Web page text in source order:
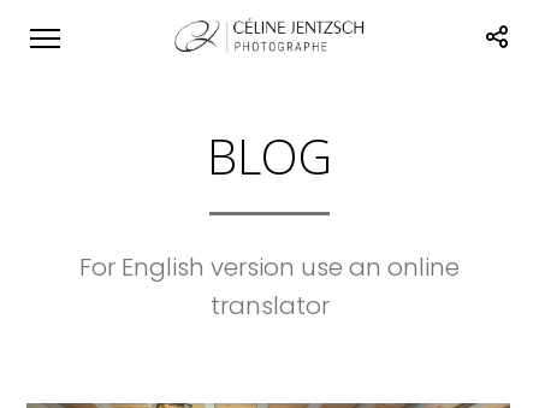
BLOG
For English version use an online
translator